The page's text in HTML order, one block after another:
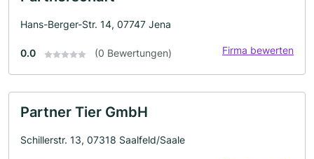
Hans-Berger-Str. 14, 07747 Jena
0.0 (0 Bewertungen) Firma bewerten
Partner Tier GmbH
Schillerstr. 13, 07318 Saalfeld/Saale